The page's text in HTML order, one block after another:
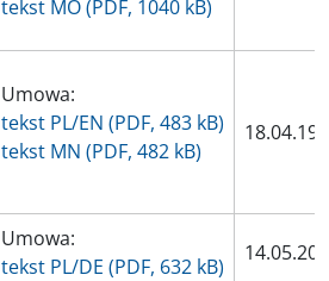
tekst MO (PDF, 1040 kB)
Umowa:
tekst PL/EN (PDF, 483 kB)
tekst MN (PDF, 482 kB)
Umowa:
tekst PL/DE (PDF, 632 kB)